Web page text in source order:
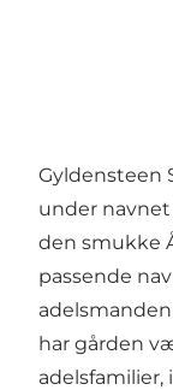
Gyldensteen
under
den smukke
passende
har gården
adelsfamilier,